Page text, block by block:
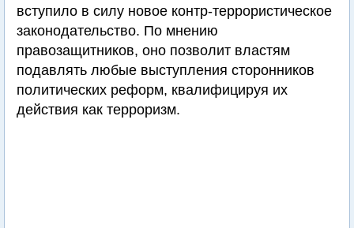
вступило в силу новое контр-террористическое
законодательство. По мнению
правозащитников, оно позволит властям
подавлять любые выступления сторонников
политических реформ, квалифицируя их
действия как терроризм.